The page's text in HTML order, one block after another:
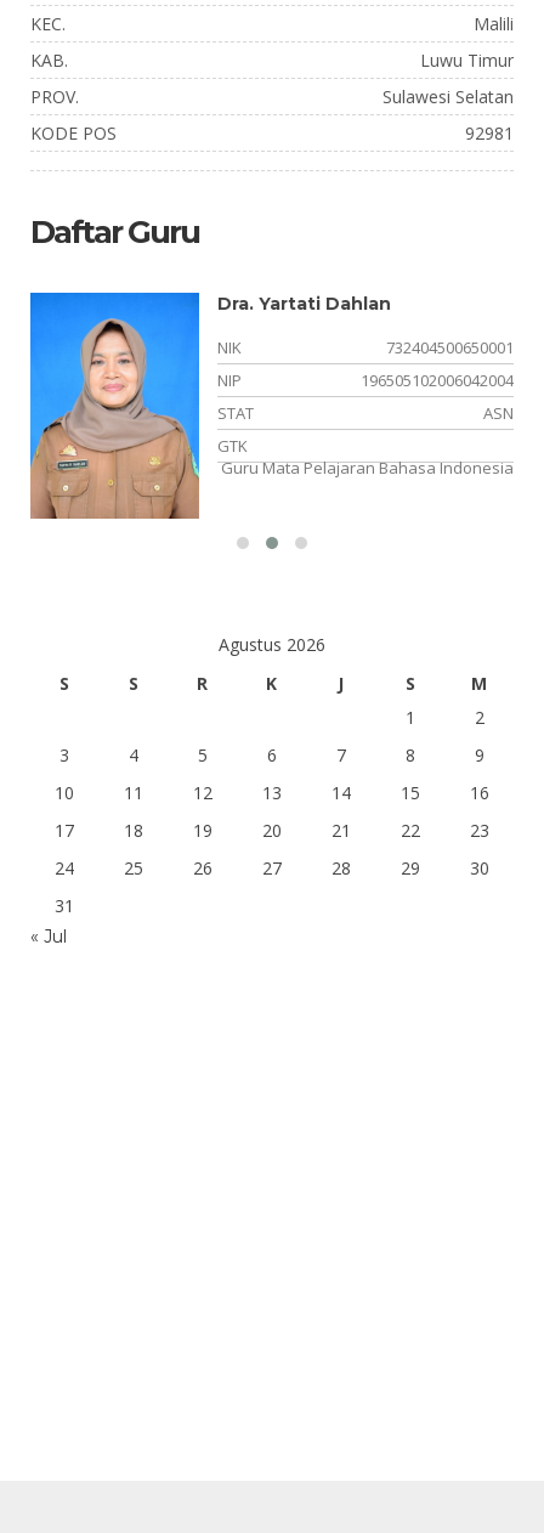
KEC.
Malili
KAB.
Luwu Timur
PROV.
Sulawesi Selatan
KODE POS
92981
Daftar Guru
Dra. Yartati Dahlan
NIK
732404500650001
NIP
196505102006042004
STAT
ASN
GTK
Guru Mata Pelajaran Bahasa Indonesia
Agustus 2026
S
S R K J S
M
1
2
3
4 5 6 7 8
9
10
11 12 13 14 15
16
17
18 19 20 21 22
23
24
25 26 27 28 29
30
31
« Jul